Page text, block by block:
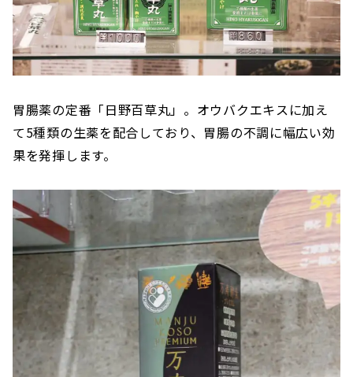
胃腸薬の定番「日野百草丸」。オウバクエキスに加え
て5種類の生薬を配合しており、胃腸の不調に幅広い効
果を発揮します。